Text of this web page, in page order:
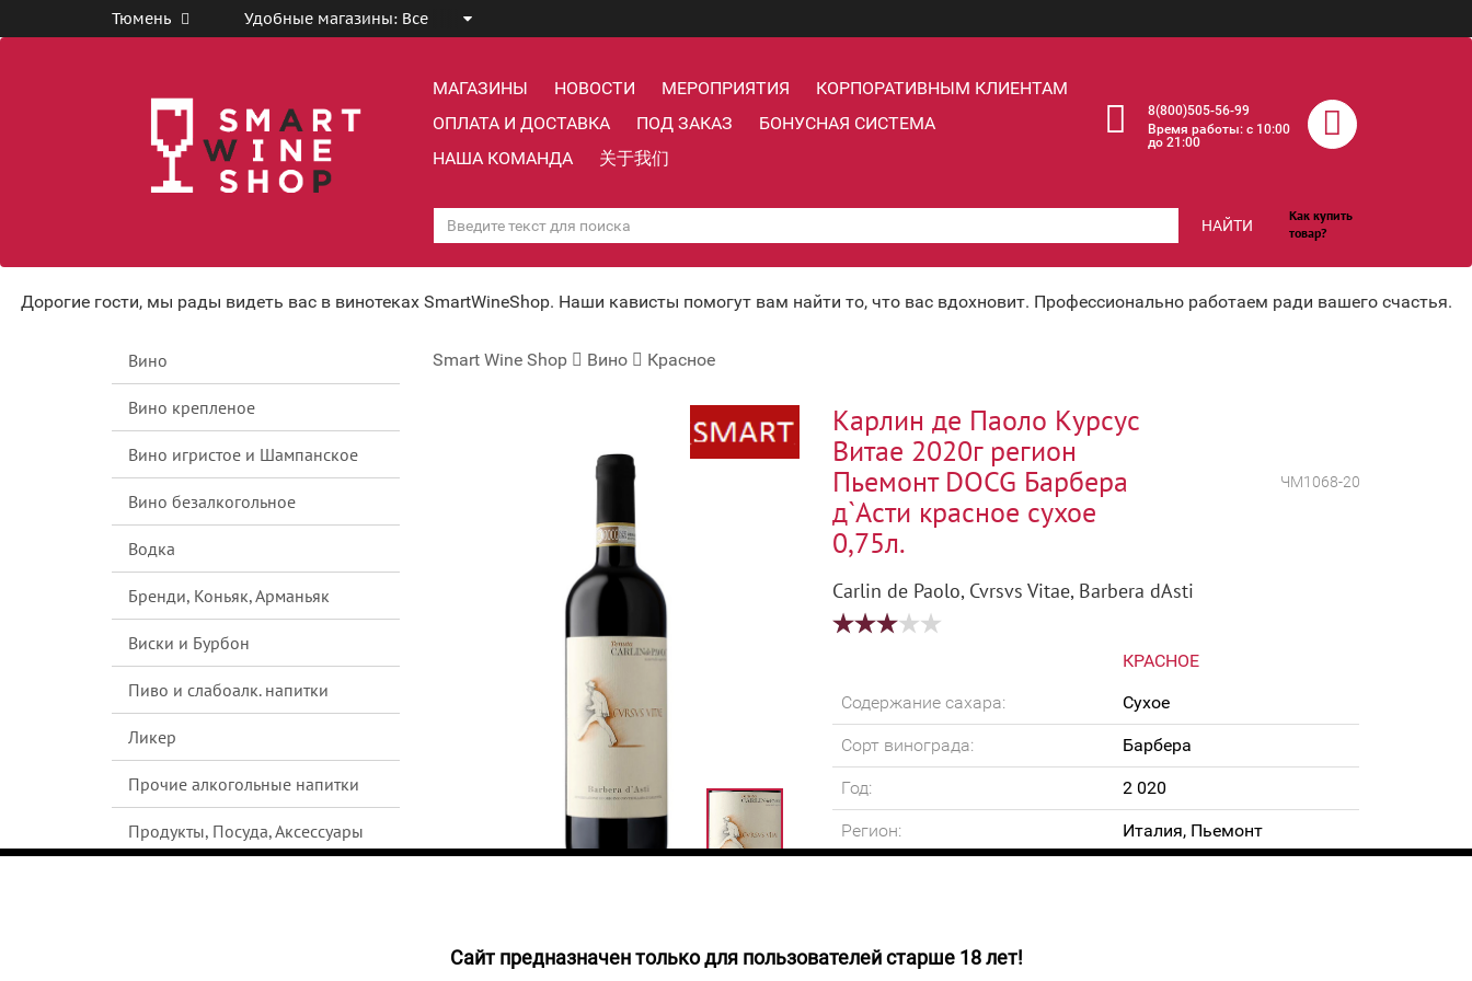
Тюмень Удобные магазины: Все
МАГАЗИНЫ НОВОСТИ МЕРОПРИЯТИЯ
КОРПОРАТИВНЫМ КЛИЕНТАМ
ОПЛАТА И ДОСТАВКА
ПОД ЗАКАЗ
БОНУСНАЯ СИСТЕМА
НАША КОМАНДА
关于我们
8(800)505-56-99
Время работы: c 10:00
до 21:00
НАЙТИ
Как купить
товар?
Дорогие гости, мы рады видеть вас в винотеках SmartWineShop. Наши кависты помогут вам найти то, что вас вдохновит. Профессионально работаем ради вашего счастья.
Вино
Вино крепленое
Вино игристое и Шампанское
Вино безалкогольное
Водка
Бренди, Коньяк, Арманьяк
Виски и Бурбон
Пиво и слабоалк. напитки
Ликер
Прочие алкогольные напитки
Продукты, Посуда, Аксессуары
Smart Wine Shop Вино Красное
Карлин де Паоло Курсус
Витае 2020г регион
Пьемонт DOCG Барбера
д`Асти красное сухое
0,75л.
ЧМ1068-20
Carlin de Paolo, Cvrsvs Vitae, Barbera dAsti
КРАСНОЕ
Содержание сахара:
Сухое
Сорт винограда: Барбера
Год: 2 020
Регион: Италия, Пьемонт
НЕТ В НАЛИЧИИ Цвет насыщенный рубиново-красный с фиолетовыми
Cайт предназначен только для пользователей старше 18 лет!